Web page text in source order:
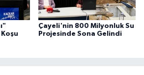
Çayeli'nin 800 Milyonluk Su
Projesinde Sona Gelindi